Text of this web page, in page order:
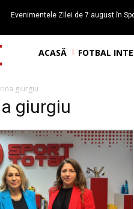
Evenimentele Zilei de 7 august în
ACASĂ FOTBAL
giurgiu
giurgiu